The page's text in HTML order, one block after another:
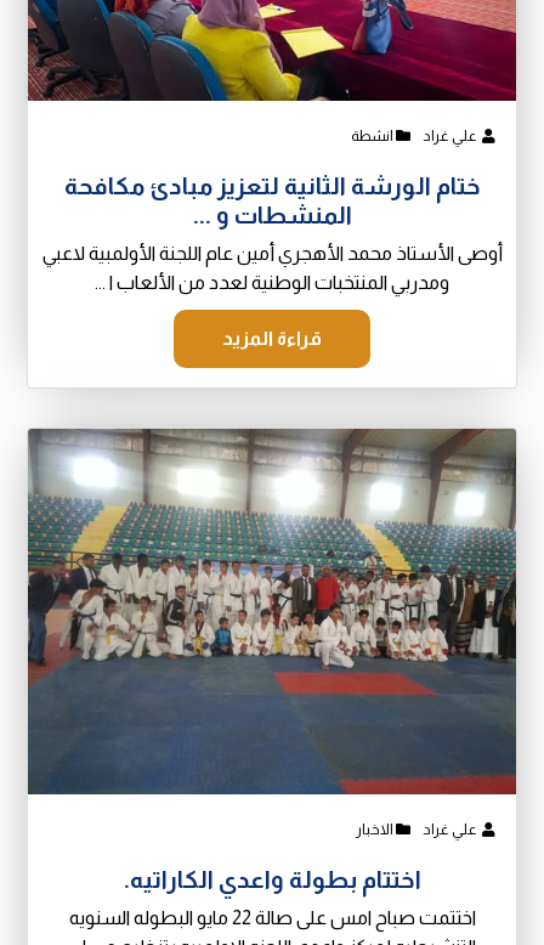
علي غراد انشطة
ختام الورشة الثانية لتعزيز مبادئ مكافحة
المنشطات و ...
أوصى الأستاذ محمد الأهجري أمين عام اللجنة الأولمبية لاعبي
ومدربي المنتخبات الوطنية لعدد من الألعاب ا ...
قراءة المزيد
علي غراد الاخبار
اختتام بطولة واعدي الكاراتيه.
اختتمت صباح امس على صالة 22 مايو البطوله السنويه